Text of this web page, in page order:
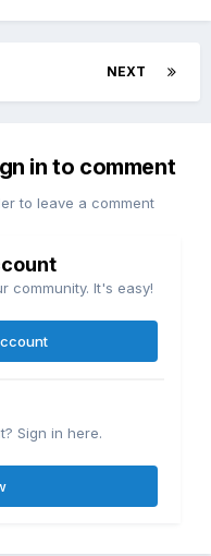
NEXT
in to comment
to leave a comment
community. It's easy!
Sign in here.